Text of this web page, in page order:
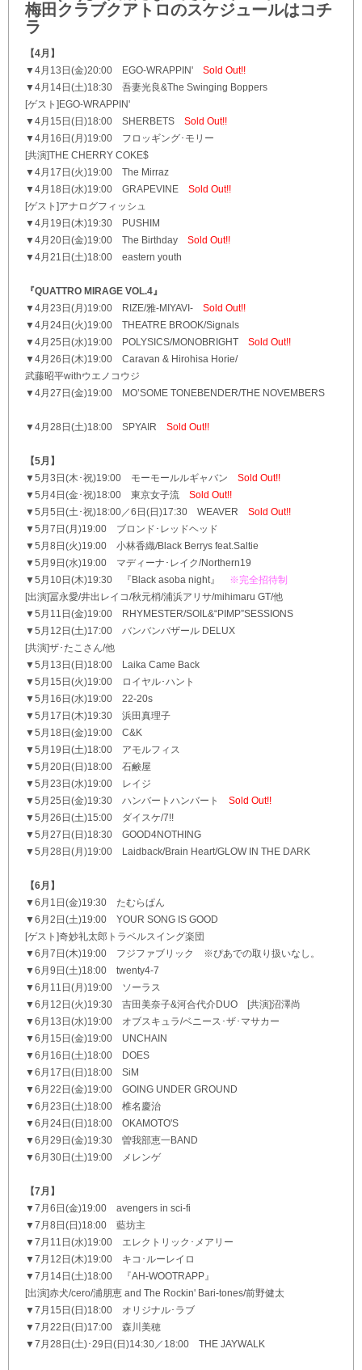
梅田クラブクアトロのスケジュールはコチ
ラ
【4月】
▼4月13日(金)20:00 EGO-WRAPPIN' Sold Out!!
▼4月14日(土)18:30 吾妻光良&The Swinging Boppers
[ゲスト]EGO-WRAPPIN'
▼4月15日(日)18:00 SHERBETS Sold Out!!
▼4月16日(月)19:00 フロッギング･モリー
[共演]THE CHERRY COKE$
▼4月17日(火)19:00 The Mirraz
▼4月18日(水)19:00 GRAPEVINE Sold Out!!
[ゲスト]アナログフィッシュ
▼4月19日(木)19:30 PUSHIM
▼4月20日(金)19:00 The Birthday Sold Out!!
▼4月21日(土)18:00 eastern youth
『QUATTRO MIRAGE VOL.4』
▼4月23日(月)19:00 RIZE/雅-MIYAVI- Sold Out!!
▼4月24日(火)19:00 THEATRE BROOK/Signals
▼4月25日(水)19:00 POLYSICS/MONOBRIGHT Sold Out!!
▼4月26日(木)19:00 Caravan & Hirohisa Horie/
武藤昭平withウエノコウジ
▼4月27日(金)19:00 MO’SOME TONEBENDER/THE NOVEMBERS
▼4月28日(土)18:00 SPYAIR Sold Out!!
【5月】
▼5月3日(木･祝)19:00 モーモールルギャバン Sold Out!!
▼5月4日(金･祝)18:00 東京女子流 Sold Out!!
▼5月5日(土･祝)18:00／6日(日)17:30 WEAVER Sold Out!!
▼5月7日(月)19:00 ブロンド･レッドヘッド
▼5月8日(火)19:00 小林香織/Black Berrys feat.Saltie
▼5月9日(水)19:00 マディーナ･レイク/Northern19
▼5月10日(木)19:30 『Black asoba night』 ※完全招待制
[出演]冨永愛/井出レイコ/秋元梢/浦浜アリサ/mihimaru GT/他
▼5月11日(金)19:00 RHYMESTER/SOIL&“PIMP”SESSIONS
▼5月12日(土)17:00 バンバンバザール DELUX
[共演]ザ･たこさん/他
▼5月13日(日)18:00 Laika Came Back
▼5月15日(火)19:00 ロイヤル･ハント
▼5月16日(水)19:00 22-20s
▼5月17日(木)19:30 浜田真理子
▼5月18日(金)19:00 C&K
▼5月19日(土)18:00 アモルフィス
▼5月20日(日)18:00 石鹸屋
▼5月23日(水)19:00 レイジ
▼5月25日(金)19:30 ハンバートハンバート Sold Out!!
▼5月26日(土)15:00 ダイスケ/7!!
▼5月27日(日)18:30 GOOD4NOTHING
▼5月28日(月)19:00 Laidback/Brain Heart/GLOW IN THE DARK
【6月】
▼6月1日(金)19:30 たむらぱん
▼6月2日(土)19:00 YOUR SONG IS GOOD
[ゲスト]奇妙礼太郎トラベルスイング楽団
▼6月7日(木)19:00 フジファブリック ※ぴあでの取り扱いなし。
▼6月9日(土)18:00 twenty4-7
▼6月11日(月)19:00 ソーラス
▼6月12日(火)19:30 吉田美奈子&河合代介DUO [共演]沼澤尚
▼6月13日(水)19:00 オブスキュラ/ベニース･ザ･マサカー
▼6月15日(金)19:00 UNCHAIN
▼6月16日(土)18:00 DOES
▼6月17日(日)18:00 SiM
▼6月22日(金)19:00 GOING UNDER GROUND
▼6月23日(土)18:00 椎名慶治
▼6月24日(日)18:00 OKAMOTO'S
▼6月29日(金)19:30 曽我部恵一BAND
▼6月30日(土)19:00 メレンゲ
【7月】
▼7月6日(金)19:00 avengers in sci-fi
▼7月8日(日)18:00 藍坊主
▼7月11日(水)19:00 エレクトリック･メアリー
▼7月12日(木)19:00 キコ･ルーレイロ
▼7月14日(土)18:00 『AH-WOOTRAPP』
[出演]赤犬/cero/浦朋恵 and The Rockin' Bari-tones/前野健太
▼7月15日(日)18:00 オリジナル･ラブ
▼7月22日(日)17:00 森川美穂
▼7月28日(土)･29日(日)14:30／18:00 THE JAYWALK